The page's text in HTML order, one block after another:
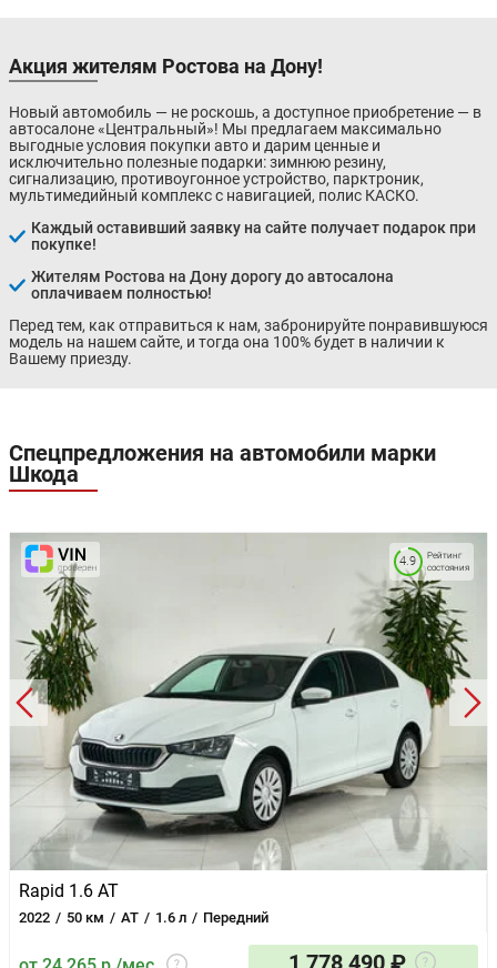
Акция жителям Ростова на Дону!
Новый автомобиль — не роскошь, а доступное приобретение — в
автосалоне «Центральный»! Мы предлагаем максимально
выгодные условия покупки авто и дарим ценные и
исключительно полезные подарки: зимнюю резину,
сигнализацию, противоугонное устройство, парктроник,
мультимедийный комплекс с навигацией, полис КАСКО.
Каждый оставивший заявку на сайте получает подарок при
покупке!
Жителям Ростова на Дону дорогу до автосалона
оплачиваем полностью!
Перед тем, как отправиться к нам, забронируйте понравившуюся
модель на нашем сайте, и тогда она 100% будет в наличии к
Вашему приезду.
Спецпредложения на автомобили марки
Шкода
Rapid 1.6 AT
2022 50 км AT 1.6 л Передний
Рейтинг
состояния
4.9
1 778 490 ₽